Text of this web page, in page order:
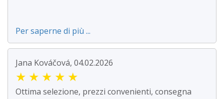
Per saperne di più ...
Jana Kováčová, 04.02.2026
★ ★ ★ ★ ★
Ottima selezione, prezzi convenienti, consegna